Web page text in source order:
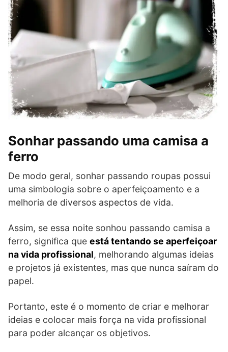
Sonhar passando uma camisa a
ferro
De modo geral, sonhar passando roupas possui
uma simbologia sobre o aperfeiçoamento e a
melhoria de diversos aspectos de vida.
Assim, se essa noite sonhou passando camisa a
ferro, significa que está tentando se aperfeiçoar
na vida profissional, melhorando algumas ideias
e projetos já existentes, mas que nunca saíram do
papel.
Portanto, este é o momento de criar e melhorar
ideias e colocar mais força na vida profissional
para poder alcançar os objetivos.